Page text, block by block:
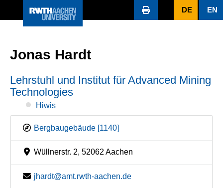
DE EN
Jonas Hardt
Lehrstuhl und Institut für Advanced Mining
Technologies
Hiwis
Bergbaugebäude [1140]
Wüllnerstr. 2, 52062 Aachen
jhardt@amt.rwth-aachen.de